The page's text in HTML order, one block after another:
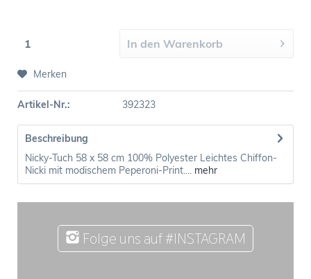
In den Warenkorb
Merken
Artikel-Nr.: 392323
Beschreibung
Nicky-Tuch 58 x 58 cm 100% Polyester Leichtes Chiffon-
Nicki mit modischem Peperoni-Print.... mehr
Folge uns auf #INSTAGRAM